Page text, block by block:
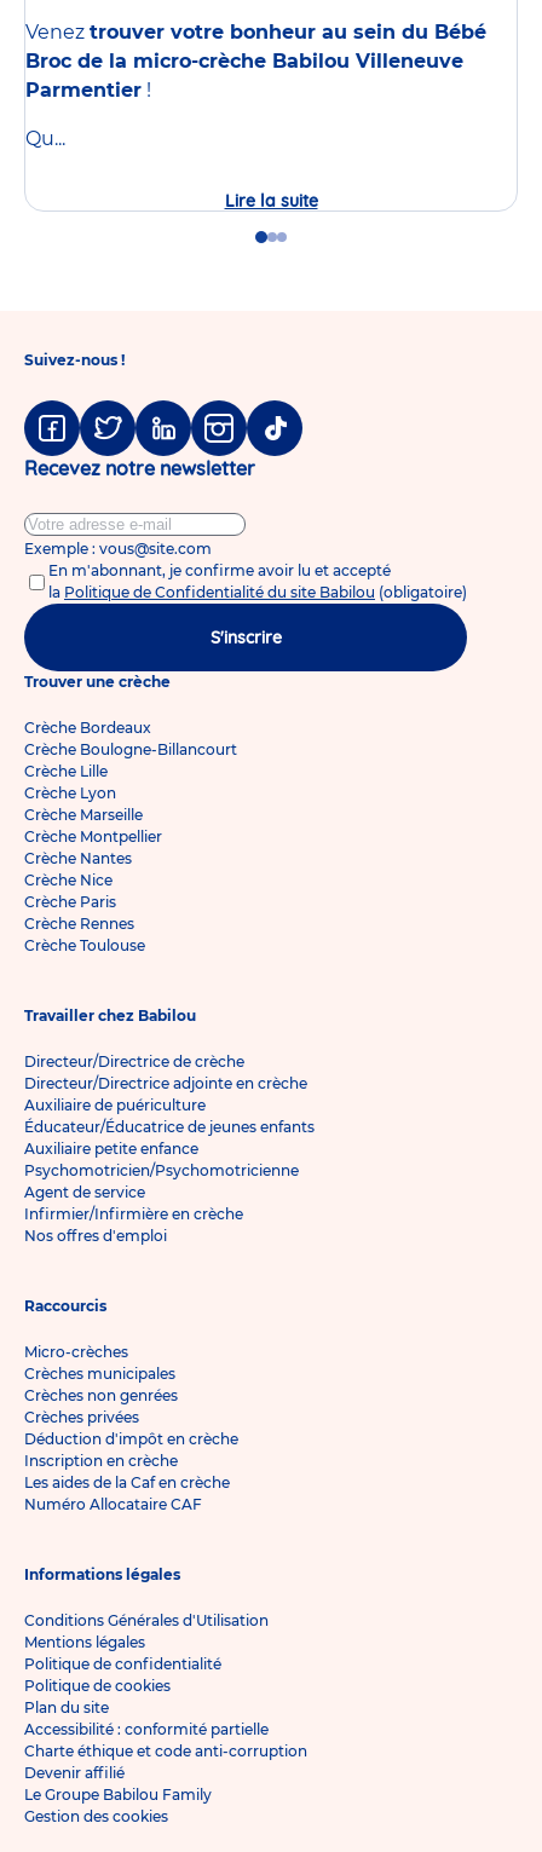
Venez trouver votre bonheur au sein du Bébé
Broc de la micro-crèche Babilou Villeneuve
Parmentier !
Qu...
Lire la suiteBébé
Broc
GoGoGo
Suivez-nous !
Facebook
TwitterLinkedinInstagram
Tiktok
Recevez notre newsletter
Exemple : vous@site.com
En m'abonnant, je confirme avoir lu et accepté
la Politique de Confidentialité du site Babilou (obligatoire)
S'inscrire
Trouver une crèche
Crèche Bordeaux
Crèche Boulogne-Billancourt
Crèche Lille
Crèche Lyon
Crèche Marseille
Crèche Montpellier
Crèche Nantes
Crèche Nice
Crèche Paris
Crèche Rennes
Crèche Toulouse
Travailler chez Babilou
Directeur/Directrice de crèche
Directeur/Directrice adjointe en crèche
Auxiliaire de puériculture
Éducateur/Éducatrice de jeunes enfants
Auxiliaire petite enfance
Psychomotricien/Psychomotricienne
Agent de service
Infirmier/Infirmière en crèche
Nos offres d'emploi
Raccourcis
Micro-crèches
Crèches municipales
Crèches non genrées
Crèches privées
Déduction d'impôt en crèche
Inscription en crèche
Les aides de la Caf en crèche
Numéro Allocataire CAF
Informations légales
Conditions Générales d'Utilisation
Mentions légales
Politique de confidentialité
Politique de cookies
Plan du site
Accessibilité : conformité partielle
Charte éthique et code anti-corruption
Devenir affilié
Le Groupe Babilou Family
Gestion des cookies